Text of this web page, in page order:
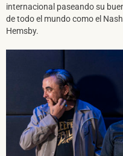
internacional paseando su
de todo el mundo como el
Hemsby.